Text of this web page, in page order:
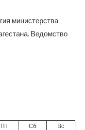
министерства
Ведомство
Пт Сб Вс